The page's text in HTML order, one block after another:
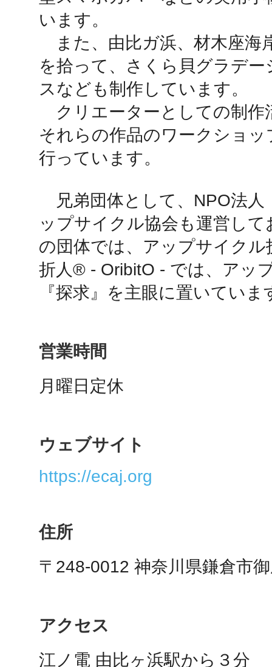
います。
また、由比ガ浜、材木座海
を拾って、さくら貝グラデ
スなども制作しています。
クリエーターとしての制作
それらの作品のワークショ
行っています。
兄弟団体として、NPO法人
ップサイクル協会も運営し
の団体では、アップサイクル
折人®️ - OribitO - では、アッ
『探求』を主眼に置いていま
営業時間
月曜日定休
ウェブサイト
https://ecaj.org
住所
〒248-0012 神奈川県鎌倉市
アクセス
江ノ電 由比ヶ浜駅から３分
生駒
秋葉原
日置
高知市